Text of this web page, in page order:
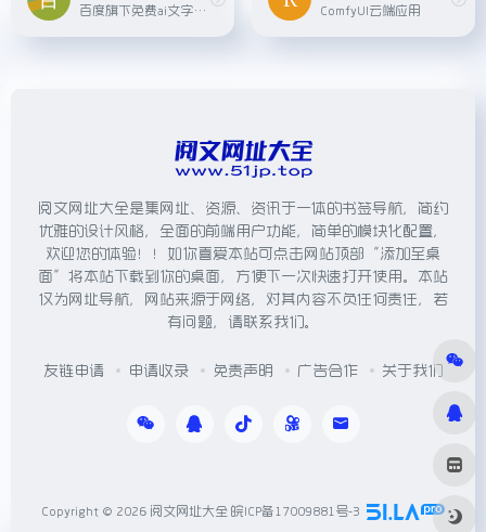
百度旗下免费ai文字传图片平台 ComfyUI云端应用
阅文网址大全是集网址、资源、资讯于一体的书签导航，简约
优雅的设计风格，全面的前端用户功能，简单的模块化配置，
欢迎您的体验！！如你喜爱本站可点击网站顶部“添加至桌
面”将本站下载到你的桌面，方便下一次快速打开使用。本站
仅为网址导航，网站来源于网络，对其内容不负任何责任，若
有问题，请联系我们。
友链申请 申请收录 免责声明 广告合作 关于我们
Copyright © 2026 阅文网址大全 皖ICP备17009881号-3